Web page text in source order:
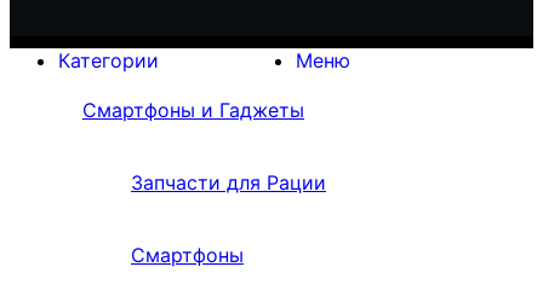
Меню
Категории
Смартфоны и Гаджеты
Запчасти для Рации
Смартфоны